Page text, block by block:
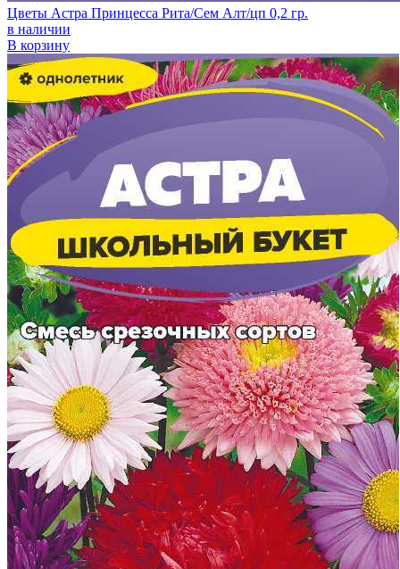
Цветы Астра Принцесса Рита/Сем Алт/цп 0,2 гр.
в наличии
В корзину